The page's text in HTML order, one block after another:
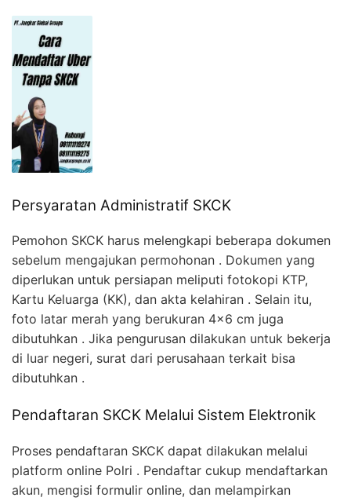
Persyaratan Administratif SKCK
Pemohon SKCK harus melengkapi beberapa dokumen
sebelum mengajukan permohonan . Dokumen yang
diperlukan untuk persiapan meliputi fotokopi KTP,
Kartu Keluarga (KK), dan akta kelahiran . Selain itu,
foto latar merah yang berukuran 4×6 cm juga
dibutuhkan . Jika pengurusan dilakukan untuk bekerja
di luar negeri, surat dari perusahaan terkait bisa
dibutuhkan .
Pendaftaran SKCK Melalui Sistem Elektronik
Proses pendaftaran SKCK dapat dilakukan melalui
platform online Polri . Pendaftar cukup mendaftarkan
akun, mengisi formulir online, dan melampirkan